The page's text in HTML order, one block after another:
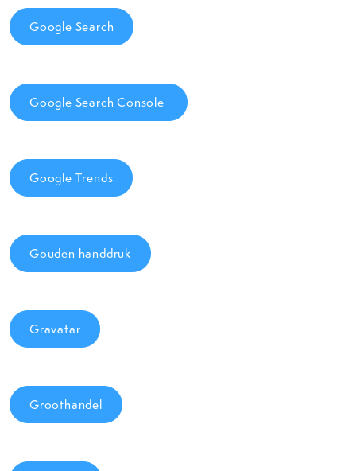
Google Search
Google Search Console
Google Trends
Gouden handdruk
Gravatar
Groothandel